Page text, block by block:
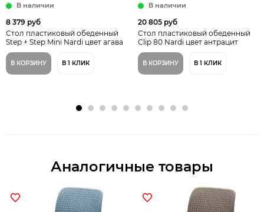
В наличии
8 379 руб
Стол пластиковый обеденный
Step + Step Mini Nardi цвет агава
В КОРЗИНУ В 1 КЛИК
В наличии
20 805 руб
Стол пластиковый обеденный
Clip 80 Nardi цвет антрацит
В КОРЗИНУ В 1 КЛИК
Аналогичные товары